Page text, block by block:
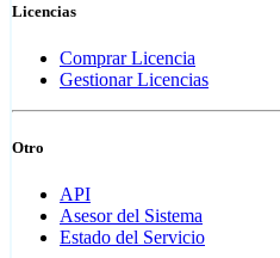
Licencias
Comprar Licencia
Gestionar Licencias
Otro
API
Asesor del Sistema
Estado del Servicio